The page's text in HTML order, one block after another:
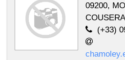
09200,
(+33)